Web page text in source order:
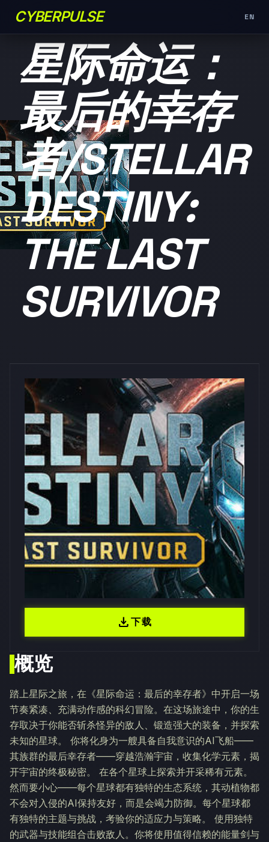
CYBERPULSE
EN
星际命运：
最后的幸存
者/STELLAR
DESTINY:
THE LAST
SURVIVOR
概览
踏上星际之旅，在《星际命运：最后的幸存者》中开启一场
节奏紧凑、充满动作感的科幻冒险。在这场旅途中，你的生
存取决于你能否斩杀怪异的敌人、锻造强大的装备，并探索
未知的星球。 你将化身为一艘具备自我意识的AI飞船——
其族群的最后幸存者——穿越浩瀚宇宙，收集化学元素，揭
开宇宙的终极秘密。 在各个星球上探索并开采稀有元素。
然而要小心——每个星球都有独特的生态系统，其动植物都
不会对入侵的AI保持友好，而是会竭力防御。每个星球都
有独特的主题与挑战，考验你的适应力与策略。 使用独特
的武器与技能组合击败敌人。你将使用值得信赖的能量剑与
download下载